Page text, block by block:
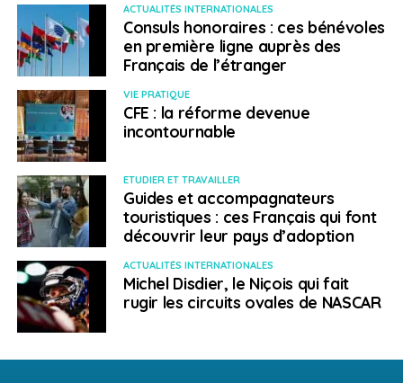
Victoria Tower Gardens, LONDON Les citoyens de l’UE qui vivent et
travaillent au Royaume-Uni participent à une campagne de lobbying
pour protéger leurs droits post-Brexit. Cette campagne a été
organisée par UNISON, the3million et British in Europe.
Dans ce nouveau contexte, comment l’association
agit-elle pour aider les résidents étrangers au
Royaume-Uni ?
AD: Nous avons organisé des campagnes de
communication, encouragé les gens à écrire au
parlement anglais pour leur faire part de leurs
ACTUALITÉS INTERNATIONALES
Consuls honoraires : ces bénévoles
en première ligne auprès des
Français de l’étranger
VIE PRATIQUE
CFE : la réforme devenue
incontournable
ETUDIER ET TRAVAILLER
Guides et accompagnateurs
touristiques : ces Français qui font
découvrir leur pays d’adoption
ACTUALITÉS INTERNATIONALES
Michel Disdier, le Niçois qui fait
rugir les circuits ovales de NASCAR